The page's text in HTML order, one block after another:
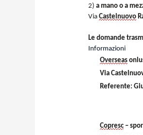
2)a mano o a
ViaCastelnuovo
Le domande
Informazioni
Overseas
Via
Referente:
Copresc –